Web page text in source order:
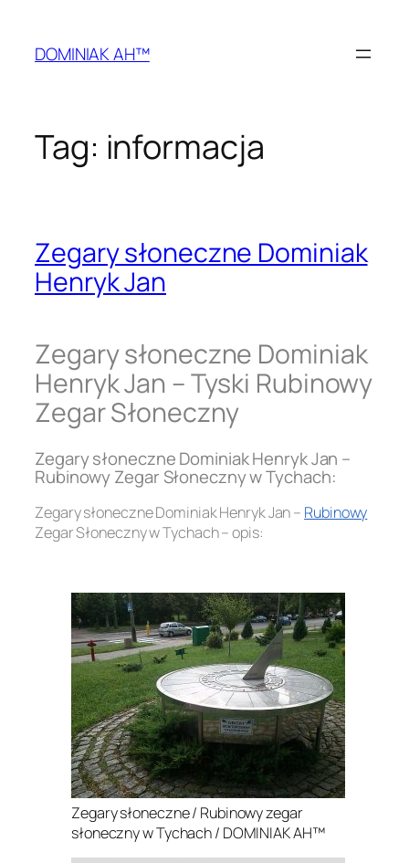
treściDOMINIAK AH™
Tag: informacja
Zegary słoneczne Dominiak
Henryk Jan
Zegary słoneczne Dominiak
Henryk Jan – Tyski Rubinowy
Zegar Słoneczny
Zegary słoneczne Dominiak Henryk Jan –
Rubinowy Zegar Słoneczny w Tychach:
Zegary słoneczne Dominiak Henryk Jan – Rubinowy
Zegar Słoneczny w Tychach – opis:
Zegary słoneczne / Rubinowy zegar
słoneczny w Tychach / DOMINIAK AH™